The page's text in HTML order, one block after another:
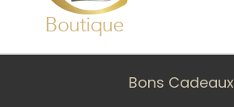
Bons Cadeaux